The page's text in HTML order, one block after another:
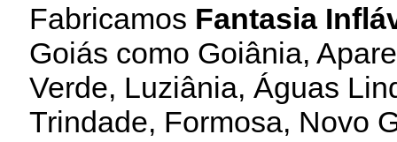
Fabricamos Fantasia
Goiás como Goiânia,
Verde, Luziânia, Águas
Trindade, Formosa, Novo